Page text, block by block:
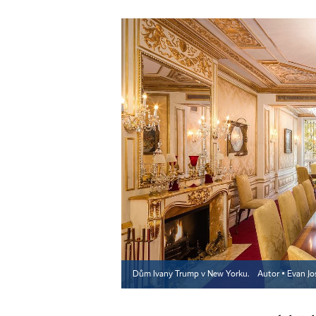
Dům Ivany Trump v New Yorku. Autor ▪ Evan